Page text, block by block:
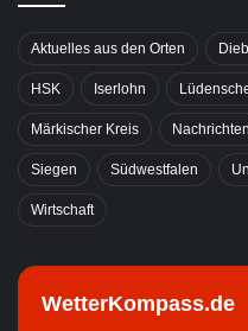
Aktuelles aus den Orten
HSK Iserlohn
Märkischer Kreis Nachrichten
Siegen Südwestfalen
Wirtschaft
WetterKompass.de